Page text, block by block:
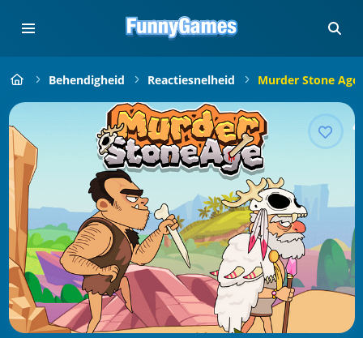
Behendigheid Reactiesnelheid Murder Stone Age